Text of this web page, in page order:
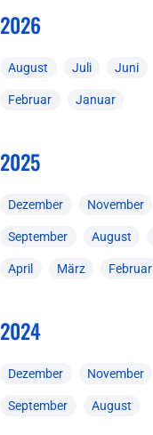
2026
August Juli Juni
Februar Januar
2025
Dezember November
September August
April März Februar
2024
Dezember November
September August